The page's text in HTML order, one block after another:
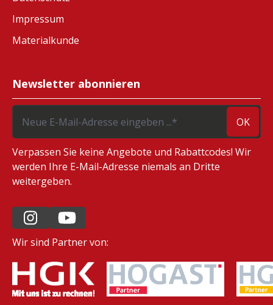
Impressum
Materialkunde
Newsletter abonnieren
OK
Verpassen Sie keine Angebote und Rabattcodes! Wir
werden Ihre E-Mail-Adresse niemals an Dritte
weitergeben.
Wir sind Partner von: